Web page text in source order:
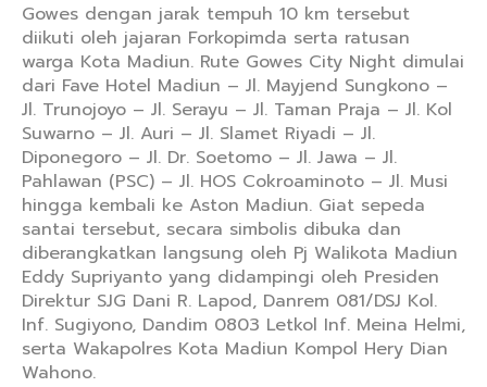
Gowes dengan jarak tempuh 10 km tersebut
diikuti oleh jajaran Forkopimda serta ratusan
warga Kota Madiun. Rute Gowes City Night dimulai
dari Fave Hotel Madiun – Jl. Mayjend Sungkono –
Jl. Trunojoyo – Jl. Serayu – Jl. Taman Praja – Jl. Kol
Suwarno – Jl. Auri – Jl. Slamet Riyadi – Jl.
Diponegoro – Jl. Dr. Soetomo – Jl. Jawa – Jl.
Pahlawan (PSC) – Jl. HOS Cokroaminoto – Jl. Musi
hingga kembali ke Aston Madiun. Giat sepeda
santai tersebut, secara simbolis dibuka dan
diberangkatkan langsung oleh Pj Walikota Madiun
Eddy Supriyanto yang didampingi oleh Presiden
Direktur SJG Dani R. Lapod, Danrem 081/DSJ Kol.
Inf. Sugiyono, Dandim 0803 Letkol Inf. Meina Helmi,
serta Wakapolres Kota Madiun Kompol Hery Dian
Wahono.